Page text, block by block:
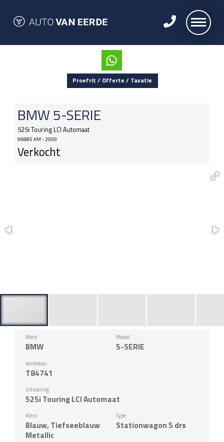
Proefrit / Offerte / Taxatie
BMW5-SERIE
525i Touring LCI Automaat
99885 KM - 2009
Verkocht
Merk
BMW
Model
5-SERIE
Kenteken
T84741
Uitvoering
525i Touring LCI Automaat
Kleur
Blauw, Tiefseeblauw
Metallic
Type
Stationwagon 5 drs